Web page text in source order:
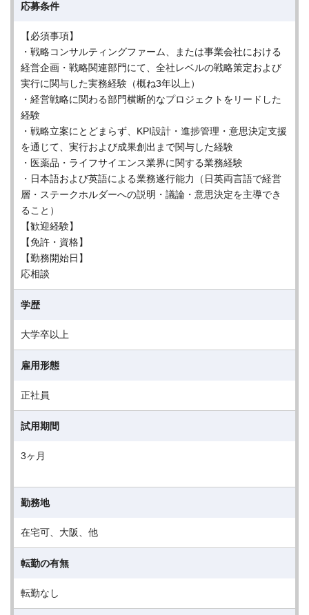
応募条件
【必須事項】
・戦略コンサルティングファーム、または事業会社における
経営企画・戦略関連部門にて、全社レベルの戦略策定および
実行に関与した実務経験（概ね3年以上）
・経営戦略に関わる部門横断的なプロジェクトをリードした
経験
・戦略立案にとどまらず、KPI設計・進捗管理・意思決定支援
を通じて、実行および成果創出まで関与した経験
・医薬品・ライフサイエンス業界に関する業務経験
・日本語および英語による業務遂行能力（日英両言語で経営
層・ステークホルダーへの説明・議論・意思決定を主導でき
ること）
【歓迎経験】
【免許・資格】
【勤務開始日】
応相談
学歴
大学卒以上
雇用形態
正社員
試用期間
3ヶ月
勤務地
在宅可、大阪、他
転勤の有無
転勤なし